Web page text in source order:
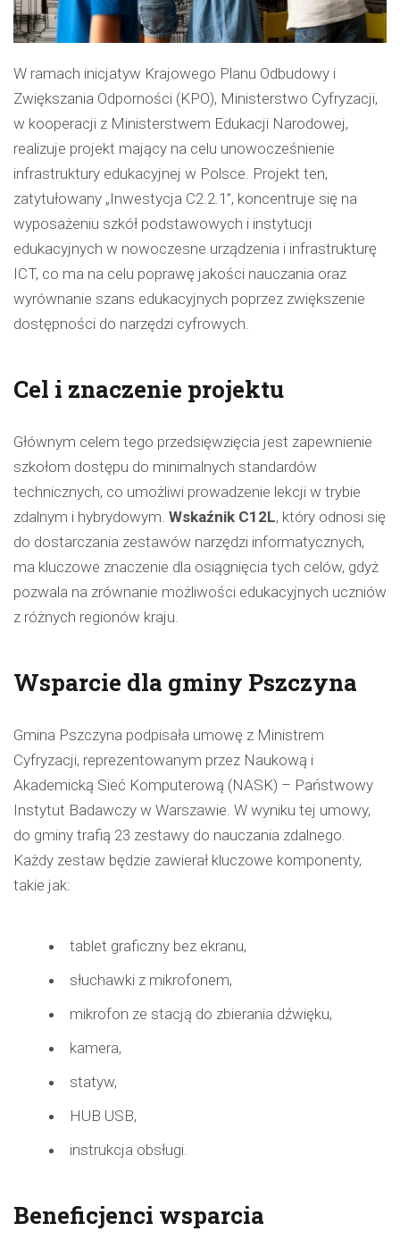
W ramach inicjatyw Krajowego Planu Odbudowy i
Zwiększania Odporności (KPO), Ministerstwo Cyfryzacji,
w kooperacji z Ministerstwem Edukacji Narodowej,
realizuje projekt mający na celu unowocześnienie
infrastruktury edukacyjnej w Polsce. Projekt ten,
zatytułowany „Inwestycja C2.2.1”, koncentruje się na
wyposażeniu szkół podstawowych i instytucji
edukacyjnych w nowoczesne urządzenia i infrastrukturę
ICT, co ma na celu poprawę jakości nauczania oraz
wyrównanie szans edukacyjnych poprzez zwiększenie
dostępności do narzędzi cyfrowych.
Cel i znaczenie projektu
Głównym celem tego przedsięwzięcia jest zapewnienie
szkołom dostępu do minimalnych standardów
technicznych, co umożliwi prowadzenie lekcji w trybie
zdalnym i hybrydowym. Wskaźnik C12L, który odnosi się
do dostarczania zestawów narzędzi informatycznych,
ma kluczowe znaczenie dla osiągnięcia tych celów, gdyż
pozwala na zrównanie możliwości edukacyjnych uczniów
z różnych regionów kraju.
Wsparcie dla gminy Pszczyna
Gmina Pszczyna podpisała umowę z Ministrem
Cyfryzacji, reprezentowanym przez Naukową i
Akademicką Sieć Komputerową (NASK) – Państwowy
Instytut Badawczy w Warszawie. W wyniku tej umowy,
do gminy trafią 23 zestawy do nauczania zdalnego.
Każdy zestaw będzie zawierał kluczowe komponenty,
takie jak:
tablet graficzny bez ekranu,
słuchawki z mikrofonem,
mikrofon ze stacją do zbierania dźwięku,
kamera,
statyw,
HUB USB,
instrukcja obsługi.
Beneficjenci wsparcia